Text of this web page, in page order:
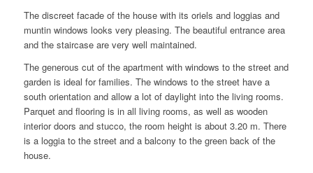
The discreet facade of the house with its oriels and loggias and
muntin windows looks very pleasing. The beautiful entrance area
and the staircase are very well maintained.
The generous cut of the apartment with windows to the street and
garden is ideal for families. The windows to the street have a
south orientation and allow a lot of daylight into the living rooms.
Parquet and flooring is in all living rooms, as well as wooden
interior doors and stucco, the room height is about 3.20 m. There
is a loggia to the street and a balcony to the green back of the
house.